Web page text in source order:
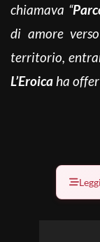
chiamava “
di amore
territorio,
L’Eroica ha